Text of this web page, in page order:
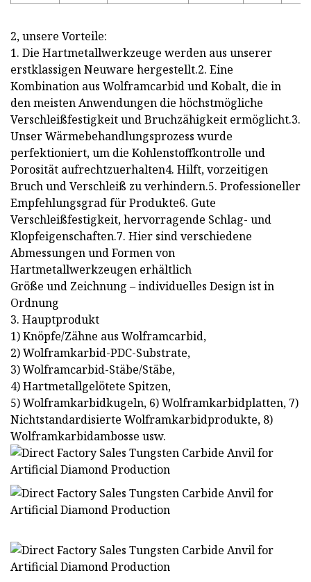
2, unsere Vorteile:
1. Die Hartmetallwerkzeuge werden aus unserer
erstklassigen Neuware hergestellt.2. Eine
Kombination aus Wolframcarbid und Kobalt, die in
den meisten Anwendungen die höchstmögliche
Verschleißfestigkeit und Bruchzähigkeit ermöglicht.3.
Unser Wärmebehandlungsprozess wurde
perfektioniert, um die Kohlenstoffkontrolle und
Porosität aufrechtzuerhalten4. Hilft, vorzeitigen
Bruch und Verschleiß zu verhindern.5. Professioneller
Empfehlungsgrad für Produkte6. Gute
Verschleißfestigkeit, hervorragende Schlag- und
Klopfeigenschaften.7. Hier sind verschiedene
Abmessungen und Formen von
Hartmetallwerkzeugen erhältlich
Größe und Zeichnung – individuelles Design ist in
Ordnung
3. Hauptprodukt
1) Knöpfe/Zähne aus Wolframcarbid,
2) Wolframkarbid-PDC-Substrate,
3) Wolframcarbid-Stäbe/Stäbe,
4) Hartmetallgelötete Spitzen,
5) Wolframkarbidkugeln, 6) Wolframkarbidplatten, 7)
Nichtstandardisierte Wolframkarbidprodukte, 8)
Wolframkarbidambosse usw.